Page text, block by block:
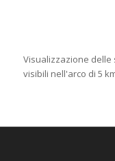
Visualizzazione delle
visibili nell'arco di 5